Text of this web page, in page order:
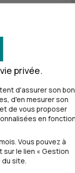
privée.
d'assurer son bon
d'en mesurer son
de vous proposer
en
Vous pouvez à
sur le lien « Gestion
site.